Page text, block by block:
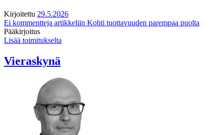
Kirjoitettu 29.5.2026
Ei kommentteja artikkeliin Kohti tuottavuuden parempaa puolta
Pääkirjoitus
Lisää toimitukselta
Vieraskynä